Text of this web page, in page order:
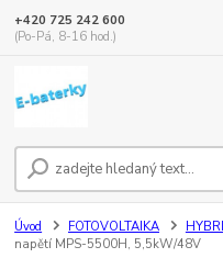
+420 725 242 600
(Po-Pá, 8-16 hod.)
Úvod FOTOVOLTAIKA
napětí MPS-5500H, 5,5kW/48V